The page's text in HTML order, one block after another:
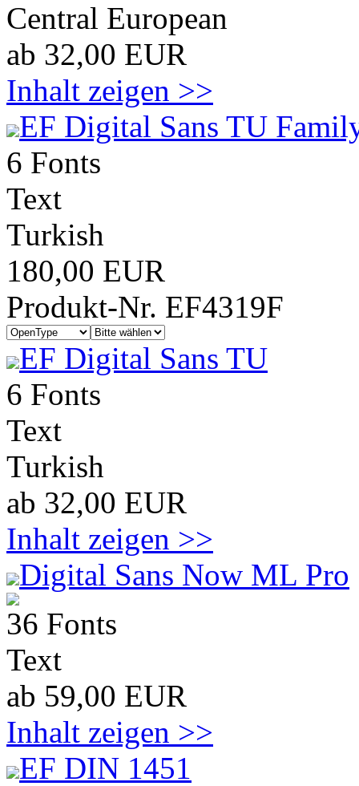
Central European
ab 32,00 EUR
Inhalt zeigen >>
EF Digital Sans TU
6 Fonts
Text
Turkish
180,00 EUR
Produkt-Nr. EF4319F
EF Digital Sans TU
6 Fonts
Text
Turkish
ab 32,00 EUR
Inhalt zeigen >>
Digital Sans Now ML Pro
36 Fonts
Text
ab 59,00 EUR
Inhalt zeigen >>
EF DIN 1451